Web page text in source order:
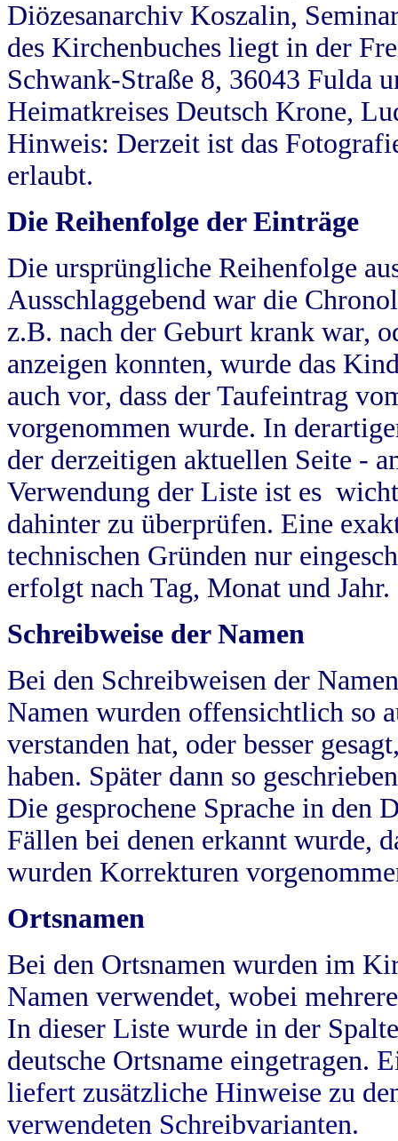
Diözesanarchiv Koszalin,
des Kirchenbuches liegt in der
Schwank-Straße 8, 36043 Fulda
Heimatkreises Deutsch Krone,
Hinweis: Derzeit ist das
erlaubt.
Die Reihenfolge der Einträge
Die ursprüngliche Reihenfolge
Ausschlaggebend war die
z.B. nach der Geburt krank war,
anzeigen konnten, wurde das
auch vor, dass der Taufeintrag
vorgenommen wurde. In
der derzeitigen aktuellen Seite -
Verwendung der Liste ist es
dahinter zu überprüfen. Eine
technischen Gründen nur
erfolgt nach Tag, Monat und Jahr.
Schreibweise der Namen
Bei den Schreibweisen der
Namen wurden offensichtlich so
verstanden hat, oder besser
haben. Später dann so
Die gesprochene Sprache in
Fällen bei denen erkannt wurde,
wurden Korrekturen
Ortsnamen
Bei den Ortsnamen wurden im
Namen verwendet, wobei
In dieser Liste wurde in der
deutsche Ortsname eingetragen.
liefert zusätzliche Hinweise zu
verwendeten Schreibvarianten.